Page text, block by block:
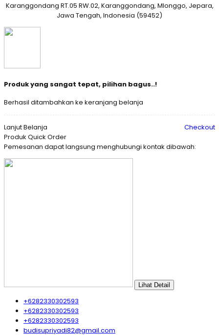
Karanggondang RT.05 RW.02, Karanggondang, Mlonggo, Jepara,
Jawa Tengah, Indonesia (59452)
Produk yang sangat tepat, pilihan bagus..!
Berhasil ditambahkan ke keranjang belanja
Lanjut Belanja
Checkout
Produk Quick Order
Pemesanan dapat langsung menghubungi kontak dibawah:
Lihat Detail
+6282330302593
+6282330302593
+6282330302593
budisupriyadi82@gmail.com